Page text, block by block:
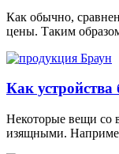
Как обычно,
цены. Таким
Как устройства
Некоторые вещи со
изящными.